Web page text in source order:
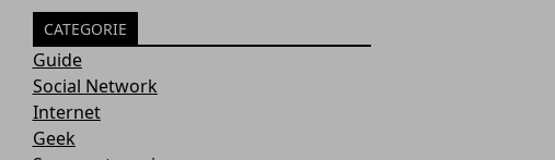
CATEGORIE
Guide
Social Network
Internet
Geek